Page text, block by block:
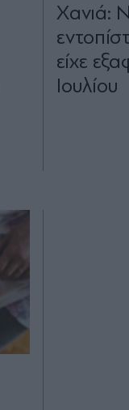
Χανιά:
είχε
Ιουλίου